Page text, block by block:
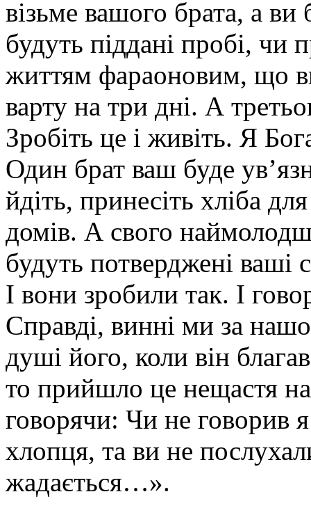
візьме вашого брата, а ви
будуть піддані пробі, чи
життям фараоновим, що
варту на три дні. А
Зробіть це і живіть. Я
Один брат ваш буде
йдіть, принесіть хліба
домів. А свого
будуть потверджені ваші
І вони зробили так. І
Справді, винні ми за
душі його, коли він
то прийшло це нещастя
говорячи: Чи не говорив
хлопця, та ви не
жадається…».